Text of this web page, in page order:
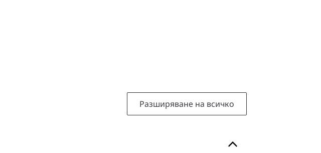
Разширяване на всичко